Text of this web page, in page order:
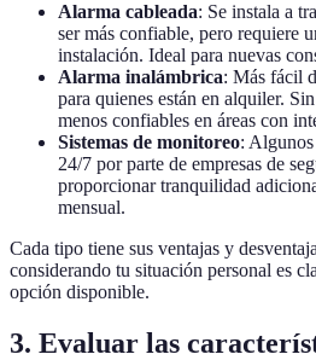
Alarma cableada: Se instala a
ser más confiable, pero requiere
instalación. Ideal para nuevas
Alarma inalámbrica: Más fácil
para quienes están en alquiler.
menos confiables en áreas con
Sistemas de monitoreo:
24/7 por parte de empresas de
proporcionar tranquilidad
mensual.
Cada tipo tiene sus ventajas y
considerando tu situación personal es
opción disponible.
3. Evaluar las